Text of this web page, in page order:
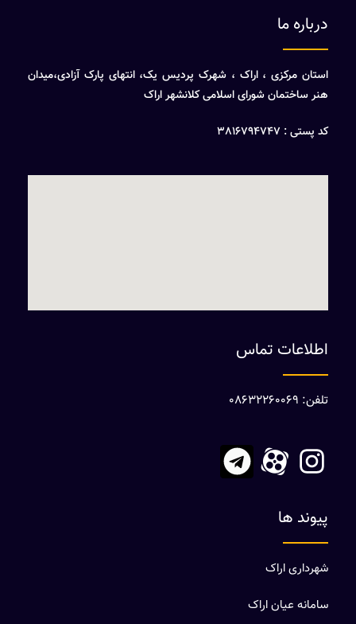
درباره ما
استان مرکزی ، اراک ، شهرک پردیس یک، انتهای پارک آزادی،میدان
هنر ساختمان شورای اسلامی کلانشهر اراک
کد پستی : 3816794747
اطلاعات تماس
تلفن: 08632260069
پیوند ها
شهرداری اراک
سامانه عیان اراک